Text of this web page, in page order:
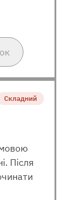
Складний
Після